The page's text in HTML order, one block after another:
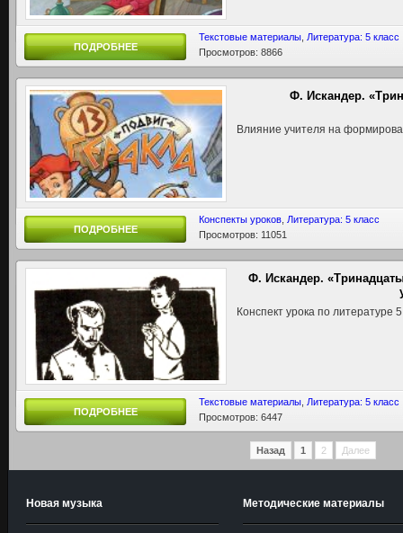
ПОДРОБНЕЕ
Текстовые материалы Литература: 5 класс
Просмотров: 8866
Ф. Искандер.
Влияние учителя на
ПОДРОБНЕЕ
Конспекты уроков Литература: 5 класс
Просмотров: 11051
Ф. Искандер.
Конспект урока по литературе
ПОДРОБНЕЕ
Текстовые материалы Литература: 5 класс
Просмотров: 6447
Назад 1 2 Далее
Новая музыка Методические материалы